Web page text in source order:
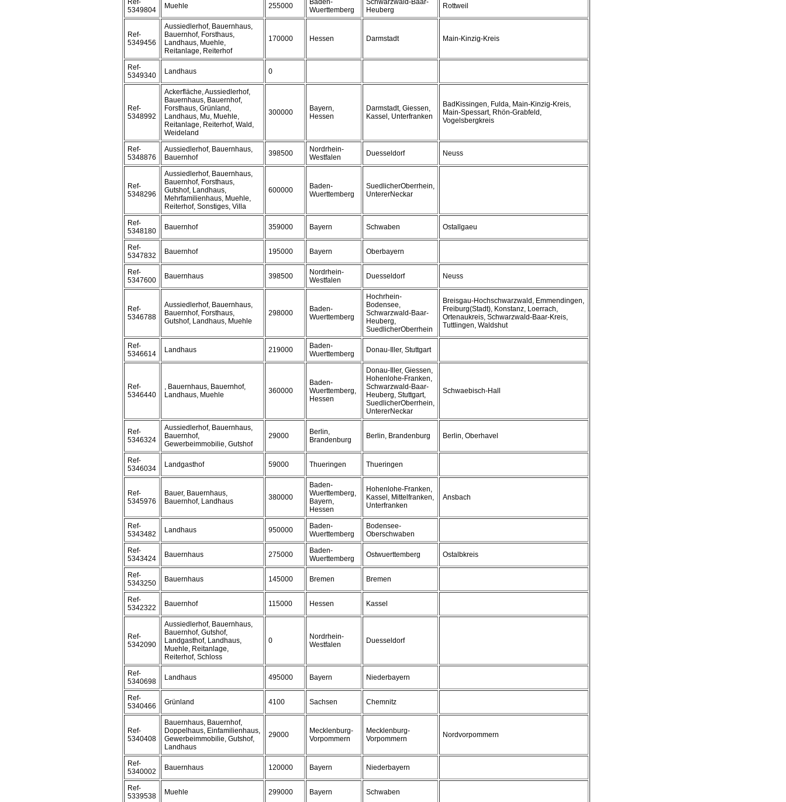
Ref-
5349804
Muehle 255000
Baden-
Wuerttemberg
Schwarzwald-Baar-
Heuberg
Rottweil
Ref-
5349456
Aussiedlerhof, Bauernhaus,
Bauernhof, Forsthaus,
Landhaus, Muehle,
Reitanlage, Reiterhof
170000 Hessen Darmstadt Main-Kinzig-Kreis
Ref-
5349340
Landhaus 0
Ref-
5348992
Ackerfläche, Aussiedlerhof,
Bauernhaus, Bauernhof,
Forsthaus, Grünland,
Landhaus, Mu, Muehle,
Reitanlage, Reiterhof, Wald,
Weideland
300000
Bayern,
Hessen
Darmstadt, Giessen,
Kassel, Unterfranken
BadKissingen, Fulda, Main-Kinzig-Kreis,
Main-Spessart, Rhön-Grabfeld,
Vogelsbergkreis
Ref-
5348876
Aussiedlerhof, Bauernhaus,
Bauernhof
398500
Nordrhein-
Westfalen
Duesseldorf Neuss
Ref-
5348296
Aussiedlerhof, Bauernhaus,
Bauernhof, Forsthaus,
Gutshof, Landhaus,
Mehrfamilienhaus, Muehle,
Reiterhof, Sonstiges, Villa
600000
Baden-
Wuerttemberg
SuedlicherOberrhein,
UntererNeckar
Ref-
5348180
Bauernhof 359000 Bayern Schwaben Ostallgaeu
Ref-
5347832
Bauernhof 195000 Bayern Oberbayern
Ref-
5347600
Bauernhaus 398500
Nordrhein-
Westfalen
Duesseldorf Neuss
Ref-
5346788
Aussiedlerhof, Bauernhaus,
Bauernhof, Forsthaus,
Gutshof, Landhaus, Muehle
298000
Baden-
Wuerttemberg
Hochrhein-
Bodensee,
Schwarzwald-Baar-
Heuberg,
SuedlicherOberrhein
Breisgau-Hochschwarzwald, Emmendingen,
Freiburg(Stadt), Konstanz, Loerrach,
Ortenaukreis, Schwarzwald-Baar-Kreis,
Tuttlingen, Waldshut
Ref-
5346614
Landhaus 219000
Baden-
Wuerttemberg
Donau-Iller, Stuttgart
Ref-
5346440
, Bauernhaus, Bauernhof,
Landhaus, Muehle
360000
Baden-
Wuerttemberg,
Hessen
Donau-Iller, Giessen,
Hohenlohe-Franken,
Schwarzwald-Baar-
Heuberg, Stuttgart,
SuedlicherOberrhein,
UntererNeckar
Schwaebisch-Hall
Ref-
5346324
Aussiedlerhof, Bauernhaus,
Bauernhof,
Gewerbeimmobilie, Gutshof
29000
Berlin,
Brandenburg
Berlin, Brandenburg Berlin, Oberhavel
Ref-
5346034
Landgasthof 59000 Thueringen Thueringen
Ref-
5345976
Bauer, Bauernhaus,
Bauernhof, Landhaus
380000
Baden-
Wuerttemberg,
Bayern,
Hessen
Hohenlohe-Franken,
Kassel, Mittelfranken,
Unterfranken
Ansbach
Ref-
5343482
Landhaus 950000
Baden-
Wuerttemberg
Bodensee-
Oberschwaben
Ref-
5343424
Bauernhaus 275000
Baden-
Wuerttemberg
Ostwuerttemberg Ostalbkreis
Ref-
5343250
Bauernhaus 145000 Bremen Bremen
Ref-
5342322
Bauernhof 115000 Hessen Kassel
Ref-
5342090
Aussiedlerhof, Bauernhaus,
Bauernhof, Gutshof,
Landgasthof, Landhaus,
Muehle, Reitanlage,
Reiterhof, Schloss
0
Nordrhein-
Westfalen
Duesseldorf
Ref-
5340698
Landhaus 495000 Bayern Niederbayern
Ref-
5340466
Grünland 4100 Sachsen Chemnitz
Ref-
5340408
Bauernhaus, Bauernhof,
Doppelhaus, Einfamilienhaus,
Gewerbeimmobilie, Gutshof,
Landhaus
29000
Mecklenburg-
Vorpommern
Mecklenburg-
Vorpommern
Nordvorpommern
Ref-
5340002
Bauernhaus 120000 Bayern Niederbayern
Ref-
5339538
Muehle 299000 Bayern Schwaben